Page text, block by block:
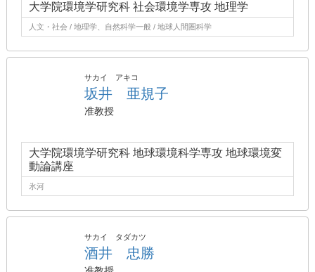
大学院環境学研究科 社会環境学専攻 地理学
人文・社会 / 地理学、自然科学一般 / 地球人間圏科学
サカイ アキコ
坂井 亜規子
准教授
大学院環境学研究科 地球環境科学専攻 地球環境変
動論講座
氷河
サカイ タダカツ
酒井 忠勝